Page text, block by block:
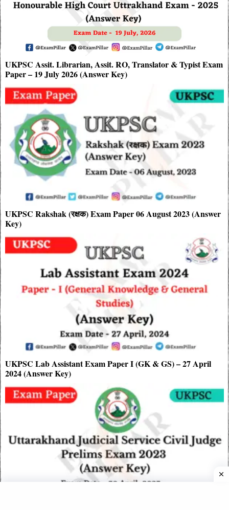
UKPSC Assit. Librarian, Assit. RO, Translator & Typist Exam
Paper – 19 July 2026 (Answer Key)
UKPSC Rakshak (रक्षक) Exam Paper 06 August 2023 (Answer
Key)
UKPSC Lab Assistant Exam Paper I (GK & GS) – 27 April
2024 (Answer Key)